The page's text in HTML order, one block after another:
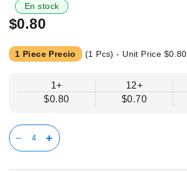
principio
de
galería
de
En stock
$0.80
1 Piece Precio (1 Pcs) - Unit Price $0.80
1+
$0.80
12+
$0.70